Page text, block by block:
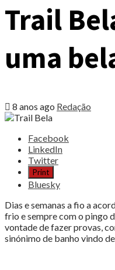
Trail
uma
8 anos ago Redação
Share
post
"Trail
Bela
foi
uma
bela
surpresa"
Facebook
LinkedIn
Twitter
Print
Bluesky
Dias e semanas a fio a
frio e sempre com o pingo
vontade de fazer provas,
sinónimo de banho vindo